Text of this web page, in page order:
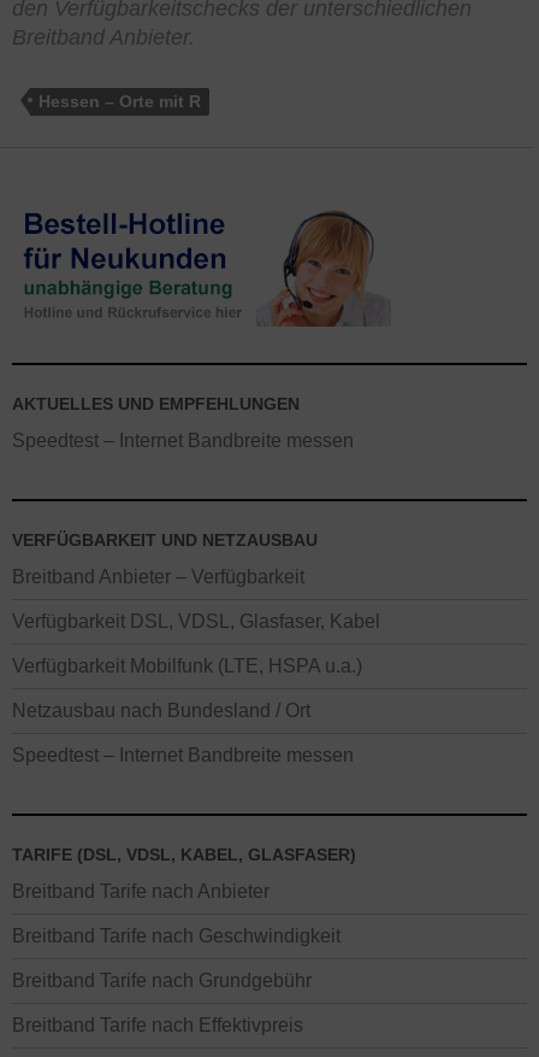
den Verfügbarkeitschecks der unterschiedlichen
Breitband Anbieter.
Hessen – Orte mit R
AKTUELLES UND EMPFEHLUNGEN
Speedtest – Internet Bandbreite messen
VERFÜGBARKEIT UND NETZAUSBAU
Breitband Anbieter – Verfügbarkeit
Verfügbarkeit DSL, VDSL, Glasfaser, Kabel
Verfügbarkeit Mobilfunk (LTE, HSPA u.a.)
Netzausbau nach Bundesland / Ort
Speedtest – Internet Bandbreite messen
TARIFE (DSL, VDSL, KABEL, GLASFASER)
Breitband Tarife nach Anbieter
Breitband Tarife nach Geschwindigkeit
Breitband Tarife nach Grundgebühr
Breitband Tarife nach Effektivpreis